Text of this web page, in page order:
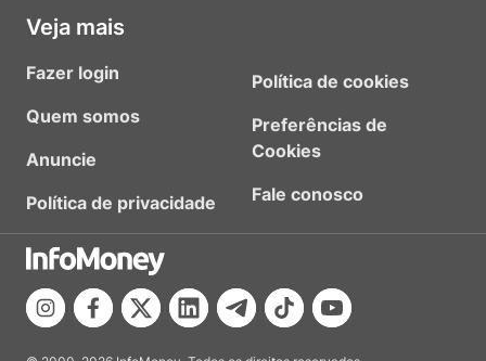
Veja mais
Fazer login
Quem somos
Anuncie
Política de privacidade
Política de cookies
Preferências de
Cookies
Fale conosco